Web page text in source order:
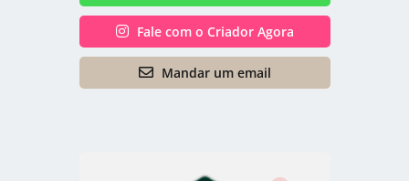
Fale com o Criador Agora
Mandar um email